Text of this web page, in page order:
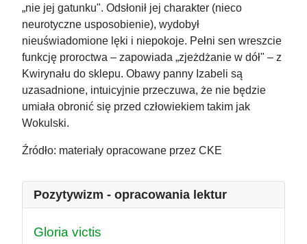
„nie jej gatunku". Odsłonił jej charakter (nieco
neurotyczne usposobienie), wydobył
nieuświadomione lęki i niepokoje. Pełni sen wreszcie
funkcję proroctwa – zapowiada „zjeżdżanie w dół" – z
Kwirynału do sklepu. Obawy panny Izabeli są
uzasadnione, intuicyjnie przeczuwa, że nie będzie
umiała obronić się przed człowiekiem takim jak
Wokulski.
Źródło: materiały opracowane przez CKE
Pozytywizm - opracowania lektur
Gloria victis